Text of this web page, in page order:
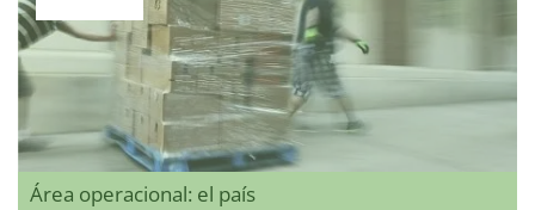
Área operacional: el país